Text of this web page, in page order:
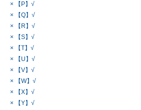
× 【P】√
× 【Q】√
× 【R】√
× 【S】√
× 【T】√
× 【U】√
× 【V】√
× 【W】√
× 【X】√
× 【Y】√